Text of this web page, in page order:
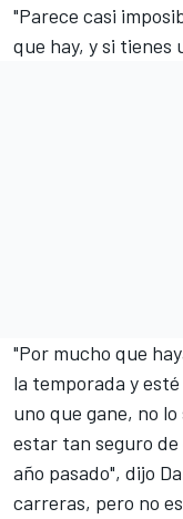
"Parece casi
que hay, y si tienes
"Por mucho que
la temporada y
uno que gane, no
estar tan seguro
año pasado", dijo
carreras, pero no